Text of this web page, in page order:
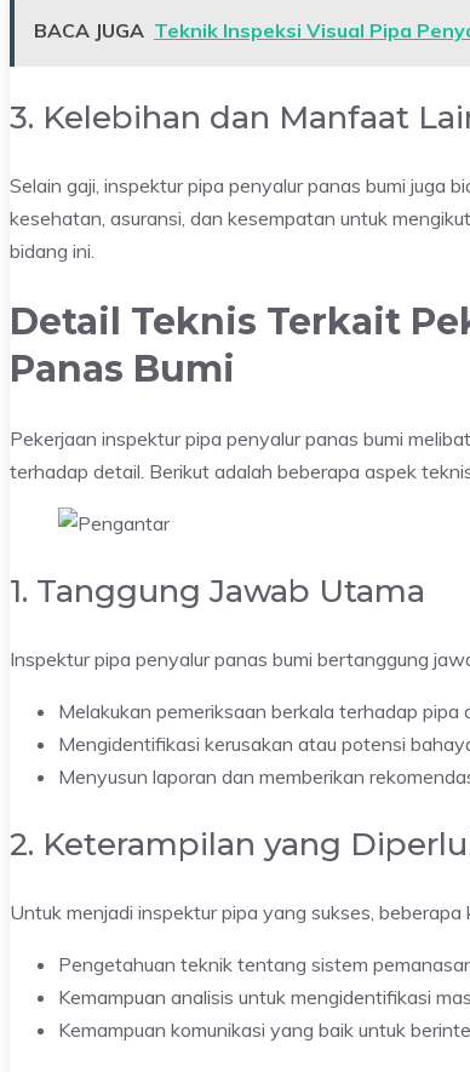
BACA JUGA Teknik Inspeksi Visual Pipa
3. Kelebihan dan Manfaat
Selain gaji, inspektur pipa penyalur panas bumi juga
kesehatan, asuransi, dan kesempatan untuk
bidang ini.
Detail Teknis Terkait
Panas Bumi
Pekerjaan inspektur pipa penyalur panas bumi
terhadap detail. Berikut adalah beberapa aspek
1. Tanggung Jawab Utama
Inspektur pipa penyalur panas bumi bertanggung
Melakukan pemeriksaan berkala terhadap pipa
Mengidentifikasi kerusakan atau potensi
Menyusun laporan dan memberikan
2. Keterampilan yang
Untuk menjadi inspektur pipa yang sukses,
Pengetahuan teknik tentang sistem
Kemampuan analisis untuk mengidentifikasi
Kemampuan komunikasi yang baik untuk